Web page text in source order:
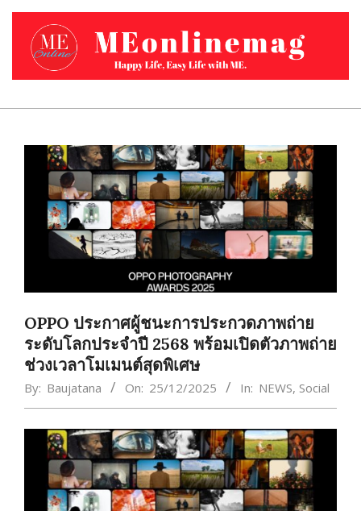
Skip
content
Primary
OPPO ประกาศผู้ชนะการประกวดภาพถ่าย
ระดับโลกประจำปี 2568 พร้อมเปิดตัวภาพถ่าย
ช่วงเวลาโมเมนต์สุดพิเศษ
By: Baujatana On: 25/12/2025 In: NEWS, Social